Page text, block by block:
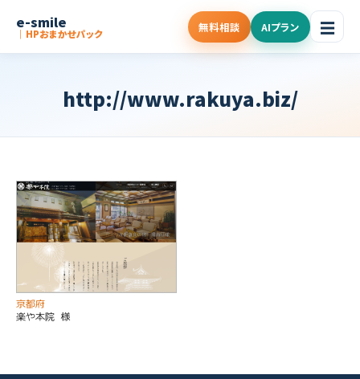
e-smile
｜HPおまかせパック 無料相談 AIプラン ☰
http://www.rakuya.biz/